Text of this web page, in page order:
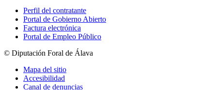
Perfil del contratante
Portal de Gobierno Abierto
Factura electrónica
Portal de Empleo Público
© Diputación Foral de Álava
Mapa del sitio
Accesibilidad
Canal de denuncias